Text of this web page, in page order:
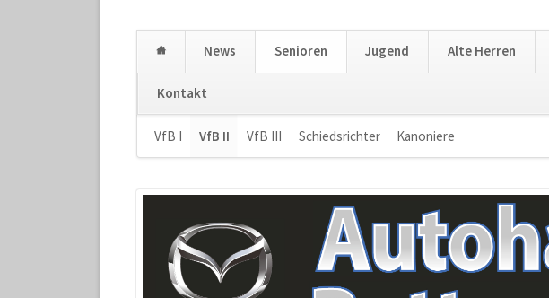
News Senioren Jugend Alte Herren
Kontakt
überspringen
VfB I VfB II VfB III Schiedsrichter Kanoniere